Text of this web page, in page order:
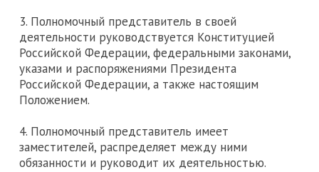
3. Полномочный представитель в своей
деятельности руководствуется Конституцией
Российской Федерации, федеральными законами,
указами и распоряжениями Президента
Российской Федерации, а также настоящим
Положением.
4. Полномочный представитель имеет
заместителей, распределяет между ними
обязанности и руководит их деятельностью.